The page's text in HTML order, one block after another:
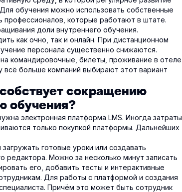
обучения можно использовать собственные
профессионалов, которые работают в штате.
доли внутреннего обучения.
как очно, так и онлайн. При дистанционном
персонала существенно снижаются.
командировочные, билеты, проживание в отеле
больше компаний выбирают этот вариант
сокращению
обучения?
электронная платформа LMS. Иногда затраты
только покупкой платформы. Дальнейших
готовые уроки или создавать
Можно за несколько минут записать
его, добавить тесты и интерактивные
Для работы с платформой и создания
Причём это может быть сотрудник